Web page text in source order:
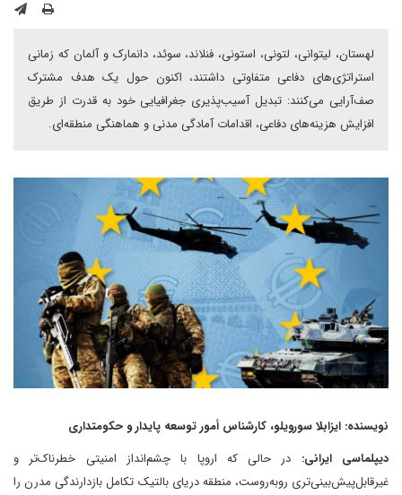
لهستان، لیتوانی، لتونی، استونی، فنلاند، سوئد، دانمارک و آلمان که زمانی
استراتژی‌های دفاعی متفاوتی داشتند، اکنون حول یک هدف مشترک
صف‌آرایی می‌کنند: تبدیل آسیب‌پذیری جغرافیایی خود به قدرت از طریق
افزایش هزینه‌های دفاعی، اقدامات آمادگی مدنی و هماهنگی منطقه‌ای.
نویسنده: ایزابلا سورویلو، کارشناس أمور توسعه پایدار و حکومتداری
دیپلماسی ایرانی: در حالی که اروپا با چشم‌انداز امنیتی خطرناک‌تر و
غیرقابل‌پیش‌بینی‌تری روبه‌روست، منطقه دریای بالتیک تکامل بازدارندگی مدرن را